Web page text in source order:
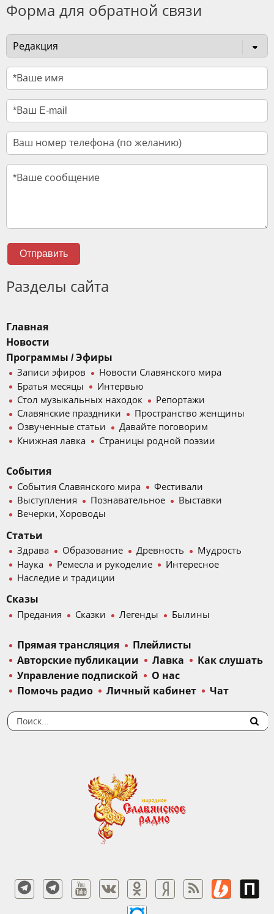
Форма для обратной связи
Отправить
Разделы сайта
Главная
Новости
Программы / Эфиры
Записи эфиров
Новости Славянского мира
Братья месяцы
Интервью
Стол музыкальных находок
Репортажи
Славянские праздники
Пространство женщины
Озвученные статьи
Давайте поговорим
Книжная лавка
Страницы родной поэзии
События
События Славянского мира
Фестивали
Выступления
Познавательное
Выставки
Вечерки, Хороводы
Статьи
Здрава Образование Древность
Мудрость
Наука
Ремесла и рукоделие
Интересное
Наследие и традиции
Сказы
Предания Сказки Легенды Былины
Прямая трансляция
Плейлисты
Авторские публикации
Лавка
Как слушать
Управление подпиской
О нас
Помочь радио
Личный кабинет Чат